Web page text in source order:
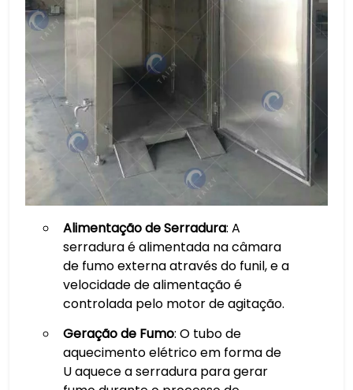
Alimentação de Serradura: A
serradura é alimentada na câmara
de fumo externa através do funil, e a
velocidade de alimentação é
controlada pelo motor de agitação.
Geração de Fumo: O tubo de
aquecimento elétrico em forma de
U aquece a serradura para gerar